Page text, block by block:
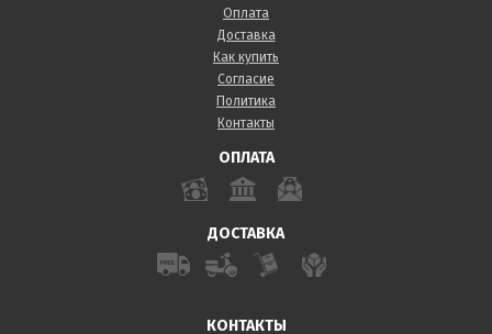
Оплата
Доставка
Как купить
Согласие
Политика
Контакты
ОПЛАТА
ДОСТАВКА
КОНТАКТЫ